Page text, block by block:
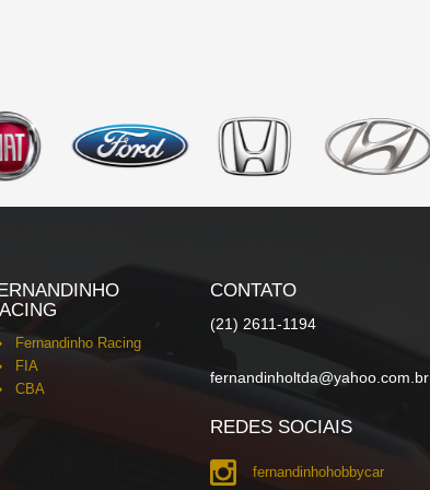
Fernandinho Racing
FIA
CBA
CONTATO
(21) 2611-1194
fernandinholtda@yahoo.com.br
REDES SOCIAIS
fernandinhohobbycar